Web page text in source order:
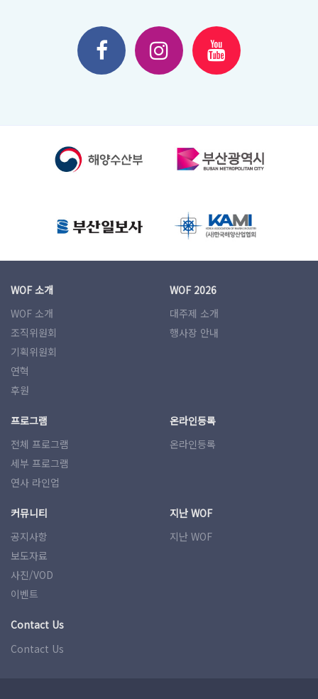
WOF 소개
WOF 소개
조직위원회
기획위원회
연혁
후원
WOF 2026
대주제 소개
행사장 안내
프로그램
전체 프로그램
세부 프로그램
연사 라인업
온라인등록
온라인등록
커뮤니티
공지사항
보도자료
사진/VOD
이벤트
지난 WOF
지난 WOF
Contact Us
Contact Us